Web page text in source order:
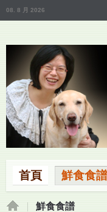
08. 8 月 2026
首頁 鮮食食譜
鮮食食譜